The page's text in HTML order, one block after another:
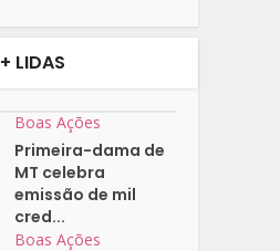
+ LIDAS
Boas Ações
Primeira-dama de
MT celebra
emissão de mil
cred...
Boas Ações